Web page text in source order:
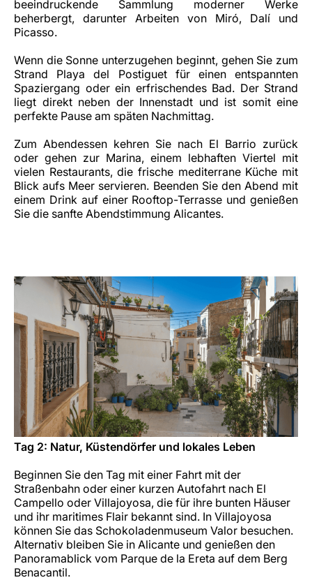
beeindruckende Sammlung moderner Werke
beherbergt, darunter Arbeiten von Miró, Dalí und
Picasso.
Wenn die Sonne unterzugehen beginnt, gehen Sie zum
Strand Playa del Postiguet für einen entspannten
Spaziergang oder ein erfrischendes Bad. Der Strand
liegt direkt neben der Innenstadt und ist somit eine
perfekte Pause am späten Nachmittag.
Zum Abendessen kehren Sie nach El Barrio zurück
oder gehen zur Marina, einem lebhaften Viertel mit
vielen Restaurants, die frische mediterrane Küche mit
Blick aufs Meer servieren. Beenden Sie den Abend mit
einem Drink auf einer Rooftop-Terrasse und genießen
Sie die sanfte Abendstimmung Alicantes.
Tag 2: Natur, Küstendörfer und lokales Leben
Beginnen Sie den Tag mit einer Fahrt mit der
Straßenbahn oder einer kurzen Autofahrt nach El
Campello oder Villajoyosa, die für ihre bunten Häuser
und ihr maritimes Flair bekannt sind. In Villajoyosa
können Sie das Schokoladenmuseum Valor besuchen.
Alternativ bleiben Sie in Alicante und genießen den
Panoramablick vom Parque de la Ereta auf dem Berg
Benacantil.